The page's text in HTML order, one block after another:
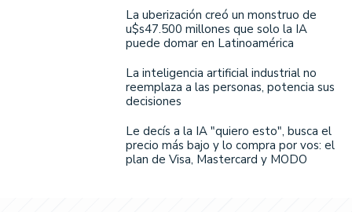
La uberización creó un monstruo de
u$s47.500 millones que solo la IA
puede domar en Latinoamérica
La inteligencia artificial industrial no
reemplaza a las personas, potencia sus
decisiones
Le decís a la IA "quiero esto", busca el
precio más bajo y lo compra por vos: el
plan de Visa, Mastercard y MODO